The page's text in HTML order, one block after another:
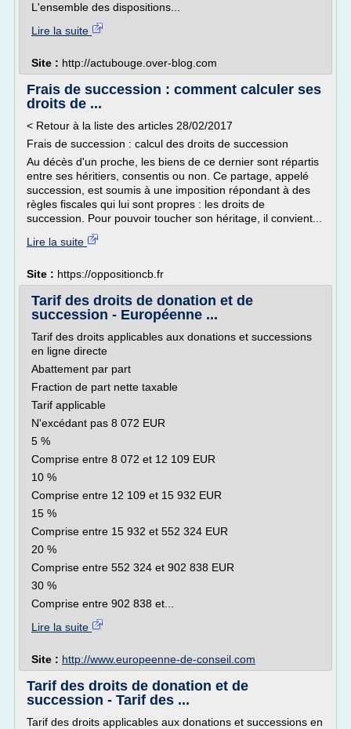
L'ensemble des dispositions...
Lire la suite
Site : http://actubouge.over-blog.com
Frais de succession : comment calculer ses
droits de ...
< Retour à la liste des articles 28/02/2017
Frais de succession : calcul des droits de succession
Au décès d'un proche, les biens de ce dernier sont répartis
entre ses héritiers, consentis ou non. Ce partage, appelé
succession, est soumis à une imposition répondant à des
règles fiscales qui lui sont propres : les droits de
succession. Pour pouvoir toucher son héritage, il convient...
Lire la suite
Site : https://oppositioncb.fr
Tarif des droits de donation et de
succession - Européenne ...
Tarif des droits applicables aux donations et successions
en ligne directe
Abattement par part
Fraction de part nette taxable
Tarif applicable
N'excédant pas 8 072 EUR
5 %
Comprise entre 8 072 et 12 109 EUR
10 %
Comprise entre 12 109 et 15 932 EUR
15 %
Comprise entre 15 932 et 552 324 EUR
20 %
Comprise entre 552 324 et 902 838 EUR
30 %
Comprise entre 902 838 et...
Lire la suite
Site : http://www.europeenne-de-conseil.com
Tarif des droits de donation et de
succession - Tarif des ...
Tarif des droits applicables aux donations et successions en